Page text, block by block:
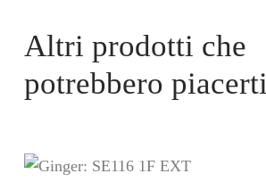
Altri prodotti che
potrebbero piacerti